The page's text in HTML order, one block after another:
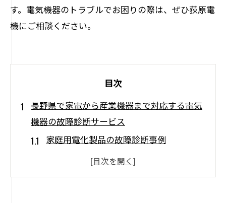
す。電気機器のトラブルでお困りの際は、ぜひ荻原電
機にご相談ください。
目次
長野県で家電から産業機器まで対応する電気
機器の故障診断サービス
家庭用電化製品の故障診断事例
産業用機器のトラブルシューティング
電気機器診断の最新技術と活用法